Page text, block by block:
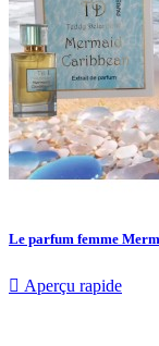
Le parfum femme
 Aperçu rapide